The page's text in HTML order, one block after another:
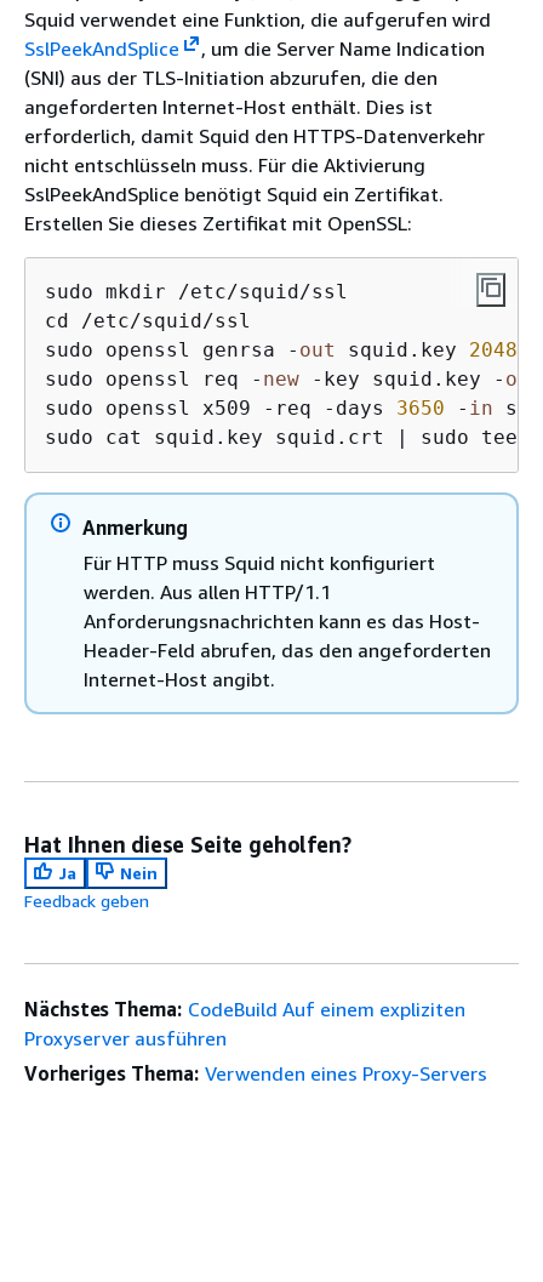
Squid verwendet eine Funktion, die aufgerufen wird
SslPeekAndSplice
, um die Server Name Indication
(SNI) aus der TLS-Initiation abzurufen, die den
angeforderten Internet-Host enthält. Dies ist
erforderlich, damit Squid den HTTPS-Datenverkehr
nicht entschlüsseln muss. Für die Aktivierung
SslPeekAndSplice benötigt Squid ein Zertifikat.
Erstellen Sie dieses Zertifikat mit OpenSSL:
sudo mkdir /etc/squid/ssl
cd /etc/squid/ssl
sudo openssl genrsa - out squid.key 2048
sudo openssl req - new -key squid.key - out
sudo openssl x509 -req -days 3650 - in
sudo cat squid.key squid.crt | sudo tee
Anmerkung
Für HTTP muss Squid nicht konfiguriert
werden. Aus allen HTTP/1.1
Anforderungsnachrichten kann es das Host-
Header-Feld abrufen, das den angeforderten
Internet-Host angibt.
Hat Ihnen diese Seite geholfen?
Ja
Nein
Feedback geben
Nächstes Thema: CodeBuild Auf einem expliziten
Proxyserver ausführen
Vorheriges Thema: Verwenden eines Proxy-Servers